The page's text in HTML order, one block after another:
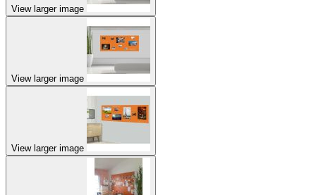
View larger image
View larger image
View larger image